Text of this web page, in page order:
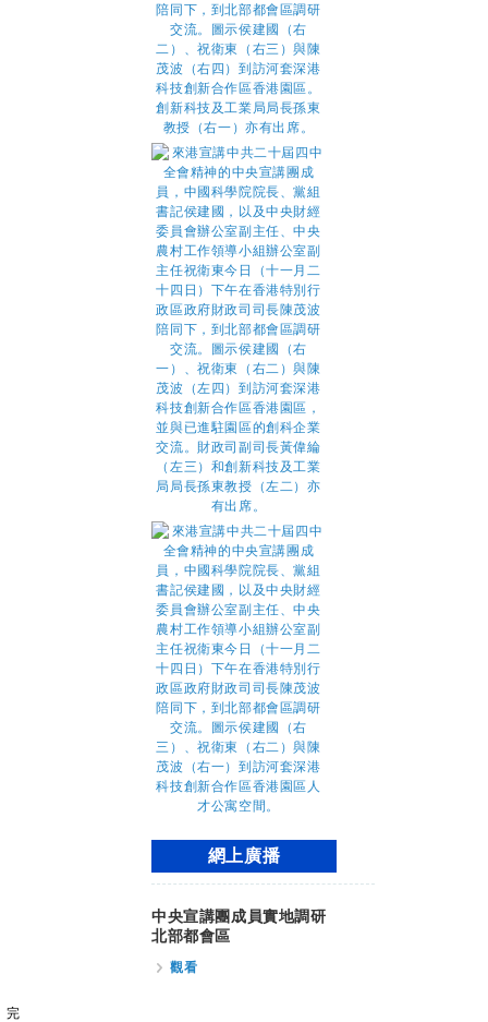
網上廣播
中央宣講團成員實地調研
北部都會區
觀看
完